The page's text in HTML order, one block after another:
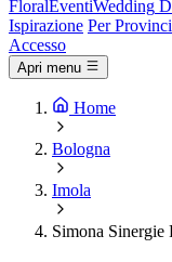
FloralEventiWedding
Ispirazione Per
Accesso
Apri menu
Home
Bologna
Imola
Simona Sinergie